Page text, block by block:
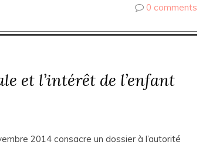
0 comments
et l’intérêt de l’enfant
2014 consacre un dossier à l’autorité